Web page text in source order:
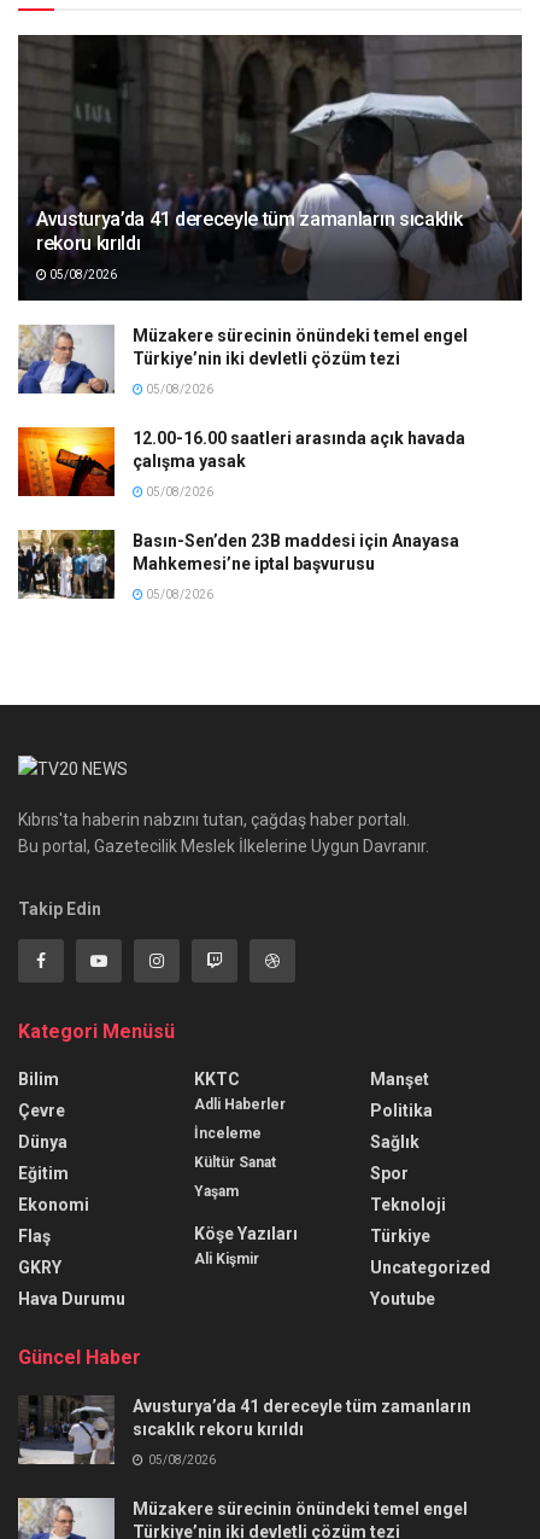
Avusturya’da 41 dereceyle tüm zamanların sıcaklık
rekoru kırıldı
05/08/2026
Müzakere sürecinin önündeki temel engel
Türkiye’nin iki devletli çözüm tezi
05/08/2026
12.00-16.00 saatleri arasında açık havada
çalışma yasak
05/08/2026
Basın-Sen’den 23B maddesi için Anayasa
Mahkemesi’ne iptal başvurusu
05/08/2026
Kıbrıs'ta haberin nabzını tutan, çağdaş haber portalı.
Bu portal, Gazetecilik Meslek İlkelerine Uygun Davranır.
Takip Edin
Kategori Menüsü
Bilim
Çevre
Dünya
Eğitim
Ekonomi
Flaş
GKRY
Hava Durumu
KKTC
Adli Haberler
İnceleme
Kültür Sanat
Yaşam
Köşe Yazıları
Ali Kişmir
Manşet
Politika
Sağlık
Spor
Teknoloji
Türkiye
Uncategorized
Youtube
Güncel Haber
Avusturya’da 41 dereceyle tüm zamanların
sıcaklık rekoru kırıldı
05/08/2026
Müzakere sürecinin önündeki temel engel
Türkiye’nin iki devletli çözüm tezi